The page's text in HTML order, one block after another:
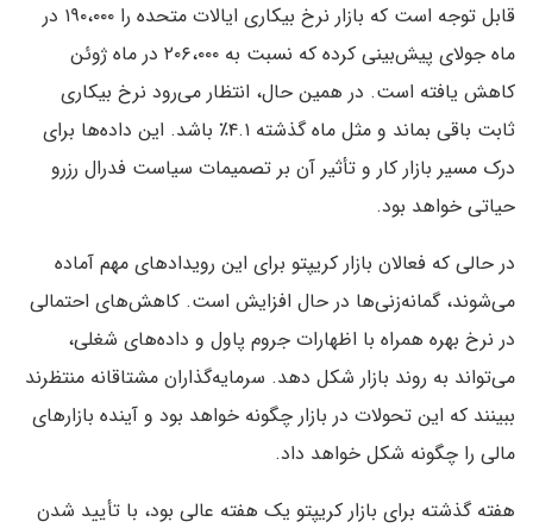
قابل توجه است که بازار نرخ بیکاری ایالات متحده را ۱۹۰،۰۰۰ در
ماه جولای پیش‌بینی کرده که نسبت به ۲۰۶،۰۰۰ در ماه ژوئن
کاهش یافته است. در همین حال، انتظار می‌رود نرخ بیکاری
ثابت باقی بماند و مثل ماه گذشته ۴.۱٪ باشد. این داده‌ها برای
درک مسیر بازار کار و تأثیر آن بر تصمیمات سیاست فدرال رزرو
حیاتی خواهد بود.
در حالی که فعالان بازار کریپتو برای این رویدادهای مهم آماده
می‌شوند، گمانه‌زنی‌ها در حال افزایش است. کاهش‌‌های احتمالی
در نرخ بهره همراه با اظهارات جروم پاول و داده‌های شغلی،
می‌تواند به روند بازار شکل دهد. سرمایه‌گذاران مشتاقانه منتظرند
ببینند که این تحولات در بازار چگونه خواهد بود و آینده بازارهای
مالی را چگونه شکل خواهد داد.
هفته گذشته برای بازار کریپتو یک هفته‌ عالی بود، با تأیید شدن